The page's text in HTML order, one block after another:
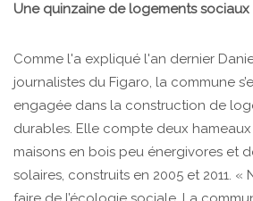
Une quinzaine de logements sociaux
Comme l'a expliqué l'an dernier
journalistes du Figaro, la commune
engagée dans la construction de
durables. Elle compte deux
maisons en bois peu énergivores et
solaires, construits en 2005 et 2011.